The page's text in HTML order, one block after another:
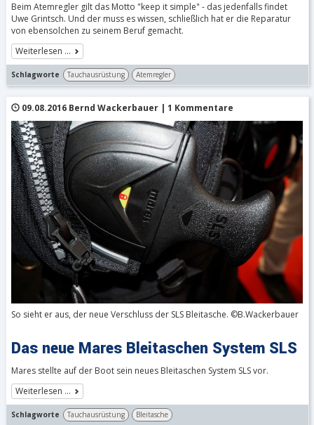
Beim Atemregler gilt das Motto "keep it simple" - das jedenfalls findet
Uwe Grintsch. Und der muss es wissen, schließlich hat er die Reparatur
von ebensolchen zu seinem Beruf gemacht.
Weiterlesen …
Schlagworte Tauchausrüstung Atemregler
09.08.2016 Bernd Wackerbauer | 1 Kommentare
So sieht er aus, der neue Verschluss der SLS Bleitasche. ©B.Wackerbauer
Das neue Mares Bleitaschen System SLS
Mares stellte auf der Boot sein neues Bleitaschen System SLS vor.
Weiterlesen …
Schlagworte Tauchausrüstung Bleitasche